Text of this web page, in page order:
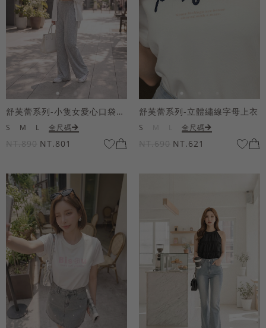
舒芙蕾系列-小隻女愛心口袋寬褲
S M L 全尺碼
NT.890 NT.801
舒芙蕾系列-立體繡線字母上衣
S 全尺碼
NT.690 NT.621